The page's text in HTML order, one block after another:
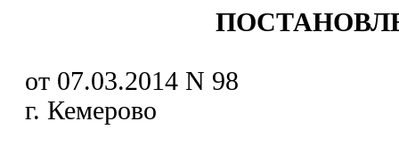
от 07.03.2014 N 98
г. Кемерово